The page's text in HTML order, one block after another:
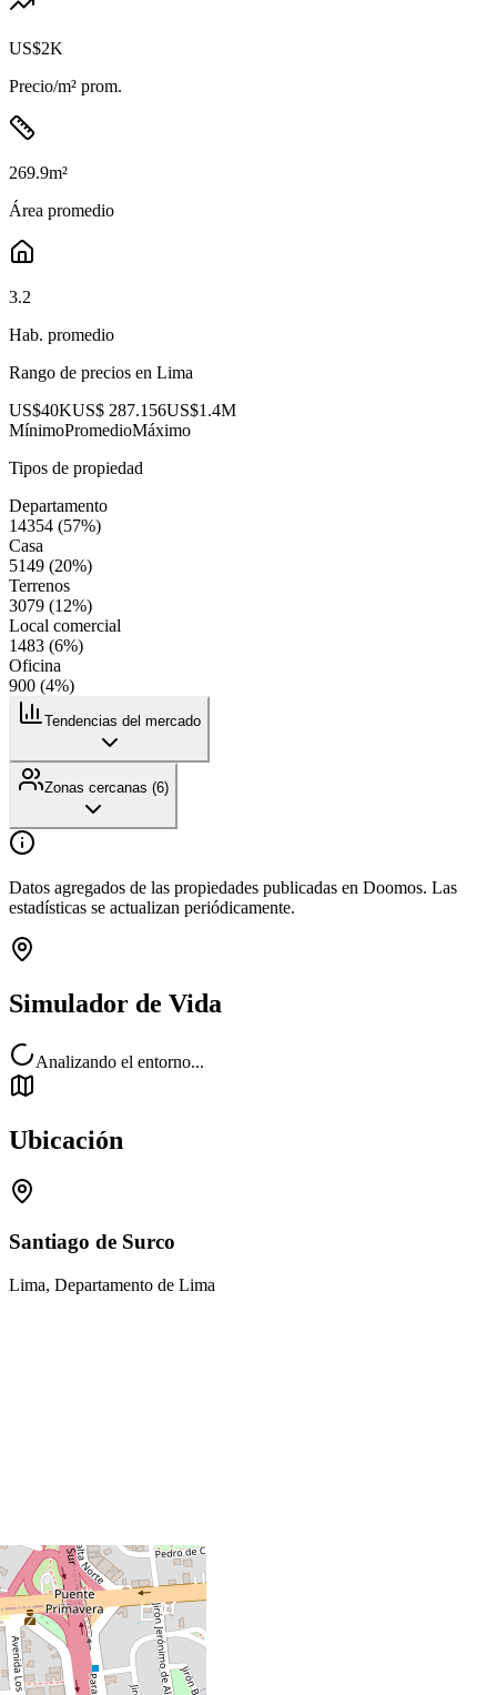
US$2K
Precio/m² prom.
269.9m²
Área promedio
3.2
Hab. promedio
Rango de precios en Lima
US$40KUS$ 287.156US$1.4M
MínimoPromedioMáximo
Tipos de propiedad
Departamento
14354 (57%)
Casa
5149 (20%)
Terrenos
3079 (12%)
Local comercial
1483 (6%)
Oficina
900 (4%)
Tendencias del mercado
Zonas cercanas (6)
Datos agregados de las propiedades publicadas en Doomos. Las
estadísticas se actualizan periódicamente.
Simulador de Vida
Analizando el entorno...
Ubicación
Santiago de Surco
Lima, Departamento de Lima